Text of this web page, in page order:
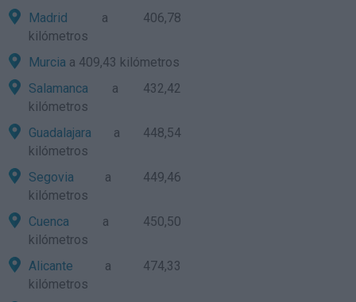
Madrid a 406,78
kilómetros
Murcia a 409,43 kilómetros
Salamanca a 432,42
kilómetros
Guadalajara a 448,54
kilómetros
Segovia a 449,46
kilómetros
Cuenca a 450,50
kilómetros
Alicante a 474,33
kilómetros